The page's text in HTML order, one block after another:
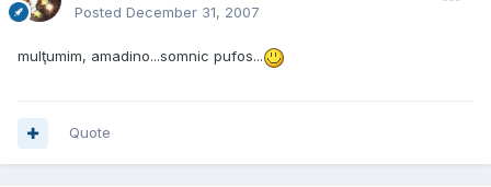
Posted December 31, 2007
mulţumim, amadino...somnic pufos...
Quote